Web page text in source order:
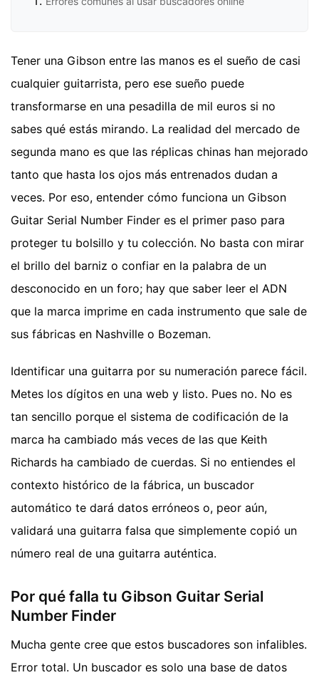
Tener una Gibson entre las manos es el sueño de casi
cualquier guitarrista, pero ese sueño puede
transformarse en una pesadilla de mil euros si no
sabes qué estás mirando. La realidad del mercado de
segunda mano es que las réplicas chinas han mejorado
tanto que hasta los ojos más entrenados dudan a
veces. Por eso, entender cómo funciona un Gibson
Guitar Serial Number Finder es el primer paso para
proteger tu bolsillo y tu colección. No basta con mirar
el brillo del barniz o confiar en la palabra de un
desconocido en un foro; hay que saber leer el ADN
que la marca imprime en cada instrumento que sale de
sus fábricas en Nashville o Bozeman.
Identificar una guitarra por su numeración parece fácil.
Metes los dígitos en una web y listo. Pues no. No es
tan sencillo porque el sistema de codificación de la
marca ha cambiado más veces de las que Keith
Richards ha cambiado de cuerdas. Si no entiendes el
contexto histórico de la fábrica, un buscador
automático te dará datos erróneos o, peor aún,
validará una guitarra falsa que simplemente copió un
número real de una guitarra auténtica.
Por qué falla tu Gibson Guitar Serial
Number Finder
Mucha gente cree que estos buscadores son infalibles.
Error total. Un buscador es solo una base de datos